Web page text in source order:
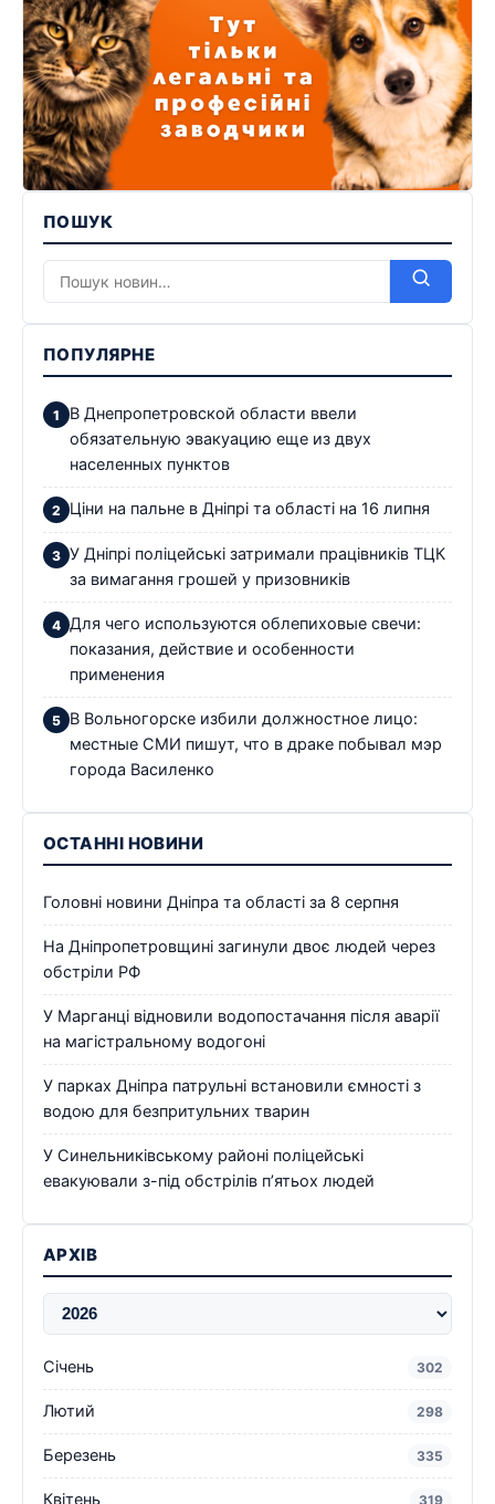
ПОШУК
ПОПУЛЯРНЕ
В Днепропетровской области ввели
обязательную эвакуацию еще из двух
населенных пунктов
Ціни на пальне в Дніпрі та області на 16 липня
У Дніпрі поліцейські затримали працівників ТЦК
за вимагання грошей у призовників
Для чего используются облепиховые свечи:
показания, действие и особенности
применения
В Вольногорске избили должностное лицо:
местные СМИ пишут, что в драке побывал мэр
города Василенко
ОСТАННІ НОВИНИ
Головні новини Дніпра та області за 8 серпня
На Дніпропетровщині загинули двоє людей через
обстріли РФ
У Марганці відновили водопостачання після аварії
на магістральному водогоні
У парках Дніпра патрульні встановили ємності з
водою для безпритульних тварин
У Синельниківському районі поліцейські
евакуювали з-під обстрілів п’ятьох людей
АРХІВ
Січень 302
Лютий 298
Березень 335
Квітень 319